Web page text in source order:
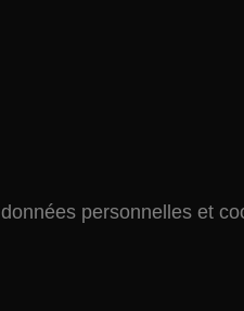
personnelles et